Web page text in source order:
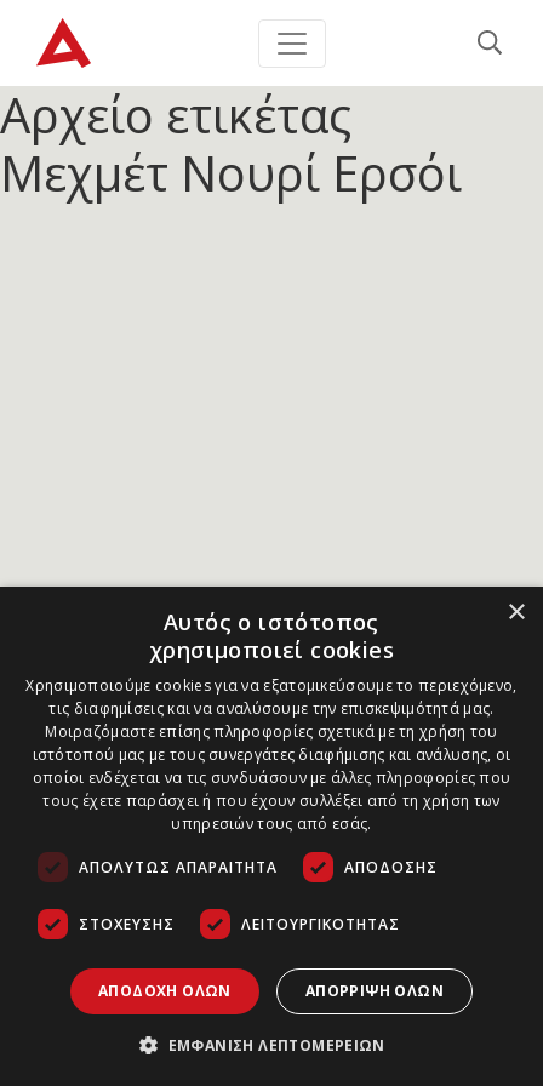
Αρχείο ετικέτας
Μεχμέτ Νουρί Ερσόι
×
Αυτός ο ιστότοπος
χρησιμοποιεί cookies
Χρησιμοποιούμε cookies για να εξατομικεύσουμε το περιεχόμενο,
τις διαφημίσεις και να αναλύσουμε την επισκεψιμότητά μας.
Μοιραζόμαστε επίσης πληροφορίες σχετικά με τη χρήση του
ιστότοπού μας με τους συνεργάτες διαφήμισης και ανάλυσης, οι
οποίοι ενδέχεται να τις συνδυάσουν με άλλες πληροφορίες που
τους έχετε παράσχει ή που έχουν συλλέξει από τη χρήση των
υπηρεσιών τους από εσάς.
ΑΠΟΛΎΤΩΣ ΑΠΑΡΑΊΤΗΤΑ ΑΠΌΔΟΣΗΣ
ΣΤΌΧΕΥΣΗΣ ΛΕΙΤΟΥΡΓΙΚΌΤΗΤΑΣ
ΑΠΟΔΟΧΉ ΌΛΩΝ ΑΠΌΡΡΙΨΗ ΌΛΩΝ
ΕΜΦΆΝΙΣΗ ΛΕΠΤΟΜΕΡΕΙΏΝ